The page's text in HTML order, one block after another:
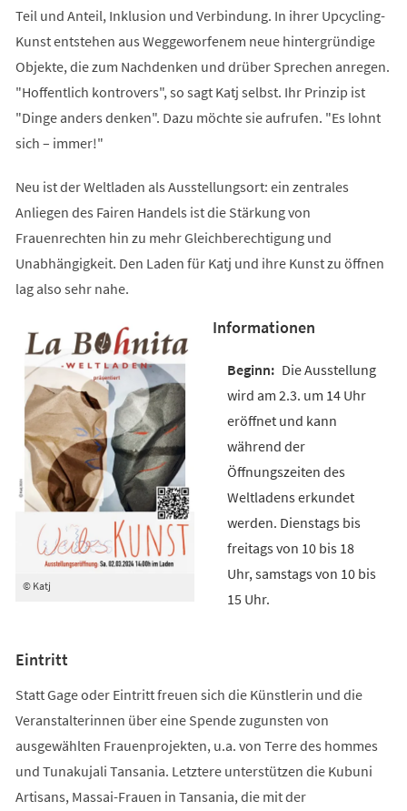
Teil und Anteil, Inklusion und Verbindung. In ihrer Upcycling-
Kunst entstehen aus Weggeworfenem neue hintergründige
Objekte, die zum Nachdenken und drüber Sprechen anregen.
"Hoffentlich kontrovers", so sagt Katj selbst. Ihr Prinzip ist
"Dinge anders denken". Dazu möchte sie aufrufen. "Es lohnt
sich – immer!"
Neu ist der Weltladen als Ausstellungsort: ein zentrales
Anliegen des Fairen Handels ist die Stärkung von
Frauenrechten hin zu mehr Gleichberechtigung und
Unabhängigkeit. Den Laden für Katj und ihre Kunst zu öffnen
lag also sehr nahe.
© Katj
Informationen
Die Ausstellung
wird am 2.3. um 14 Uhr
eröffnet und kann
während der
Öffnungszeiten des
Weltladens erkundet
werden. Dienstags bis
freitags von 10 bis 18
Uhr, samstags von 10 bis
15 Uhr.
Eintritt
Statt Gage oder Eintritt freuen sich die Künstlerin und die
Veranstalterinnen über eine Spende zugunsten von
ausgewählten Frauenprojekten, u.a. von Terre des hommes
und Tunakujali Tansania. Letztere unterstützen die Kubuni
Artisans, Massai-Frauen in Tansania, die mit der